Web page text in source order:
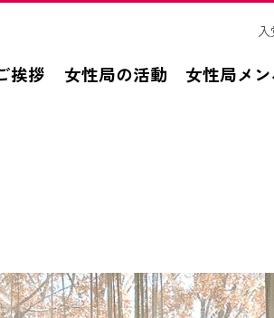
挨拶 女性局の活動 女性局メ